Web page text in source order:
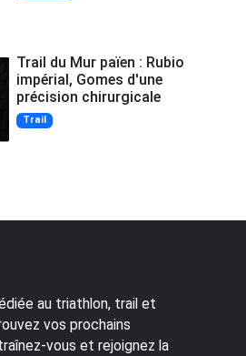
Trail du Mur païen : Rubio
impérial, Gomes d'une
précision chirurgicale
Trail
au triathlon, trail et
vos prochains
vous et rejoignez la